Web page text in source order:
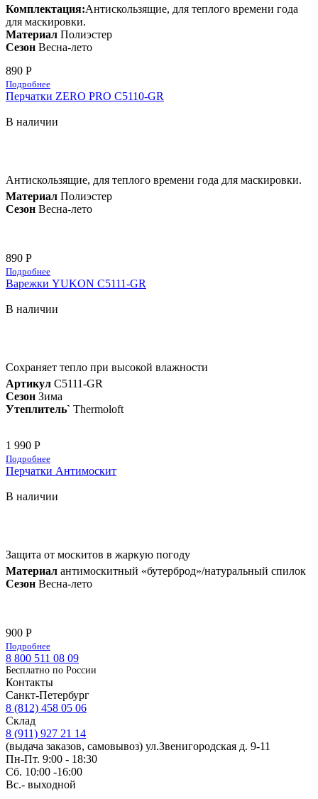
Комплектация:Антискользящие, для теплого времени года
для маскировки.
Материал Полиэстер
Сезон Весна-лето
890 Р
Подробнее
Перчатки ZERO PRO C5110-GR
В наличии
Антискользящие, для теплого времени года для маскировки.
Материал Полиэстер
Сезон Весна-лето
890 Р
Подробнее
Варежки YUKON C5111-GR
В наличии
Сохраняет тепло при высокой влажности
Артикул C5111-GR
Сезон Зима
Утеплитель` Thermoloft
1 990 Р
Подробнее
Перчатки Антимоскит
В наличии
Защита от москитов в жаркую погоду
Материал антимоскитный «бутерброд»/натуральный спилок
Сезон Весна-лето
900 Р
Подробнее
8 800 511 08 09
Бесплатно по Роcсии
Контакты
Санкт-Петербург
8 (812) 458 05 06
Склад
8 (911) 927 21 14
(выдача заказов, самовывоз) ул.Звенигородская д. 9-11
Пн-Пт. 9:00 - 18:30
Сб. 10:00 -16:00
Вс.- выходной